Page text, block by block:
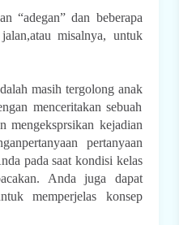
“adegan” dan beberapa
misalnya, untuk
masih tergolong anak
menceritakan sebuah
mengeksprsikan kejadian
pertanyaan
pada saat kondisi kelas
Anda juga dapat
memperjelas konsep